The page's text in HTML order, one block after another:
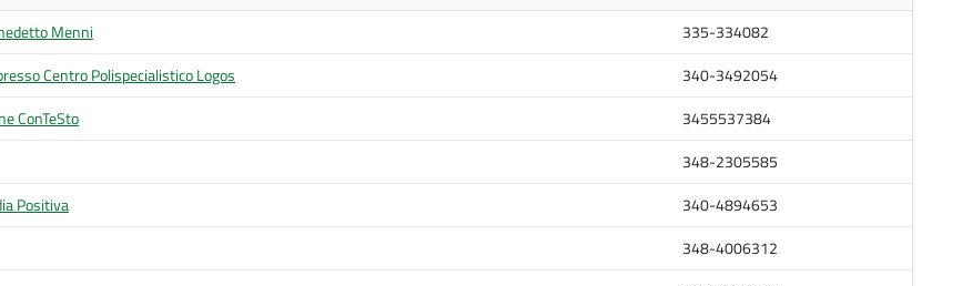
Menni
335-334082
Centro Polispecialistico Logos
340-3492054
ConTeSto
3455537384
348-2305585
Positiva
340-4894653
348-4006312